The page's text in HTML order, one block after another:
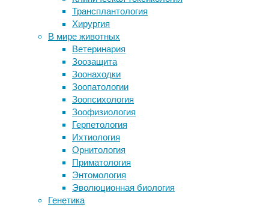
Трансплантология
Хирургия
В мире животных
Ветеринария
Зоозащита
Зоонаходки
Зоопатологии
Зоопсихология
Зоофизиология
Герпетология
Ихтиология
Орнитология
Приматология
Энтомология
Эволюционная биология
Генетика
20:22
29/12/2024
биотехнология,
генная
инженерия,
генная
терапия,
медицина,
онкология
Американские
ученые
повысили
эффективность
терапии
каменном веке избегали
кровосмешения
Усатые-полосатые: первая помощь
при укусе пчелы или осы
Израильское гражданство
Разные виды микробов кишечника
образуют слаженные «команды»
Правое полушарие детского мозга
взяло на себя языковые функции
после повреждения левого
Следите за новостями